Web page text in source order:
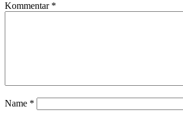
Kommentar *
Name *